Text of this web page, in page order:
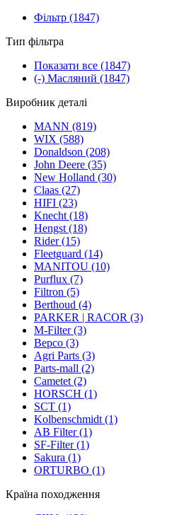
Фільтр (1847)
Тип фільтра
Показати все (1847)
(-) Масляний (1847)
Виробник деталі
MANN (819)
WIX (588)
Donaldson (208)
John Deere (35)
New Holland (30)
Claas (27)
HIFI (23)
Knecht (18)
Hengst (18)
Rider (15)
Fleetguard (14)
MANITOU (10)
Purflux (7)
Filtron (5)
Berthoud (4)
PARKER | RACOR (3)
M-Filter (3)
Bepco (3)
Agri Parts (3)
Parts-mall (2)
Cametet (2)
HORSCH (1)
SCT (1)
Kolbenschmidt (1)
AB Filter (1)
SF-Filter (1)
Sakura (1)
ORTURBO (1)
Країна походження